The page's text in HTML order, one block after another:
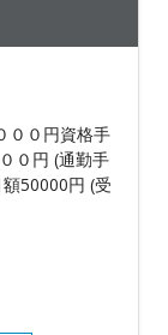
００円資格手
０円 (通勤手
50000円 (受